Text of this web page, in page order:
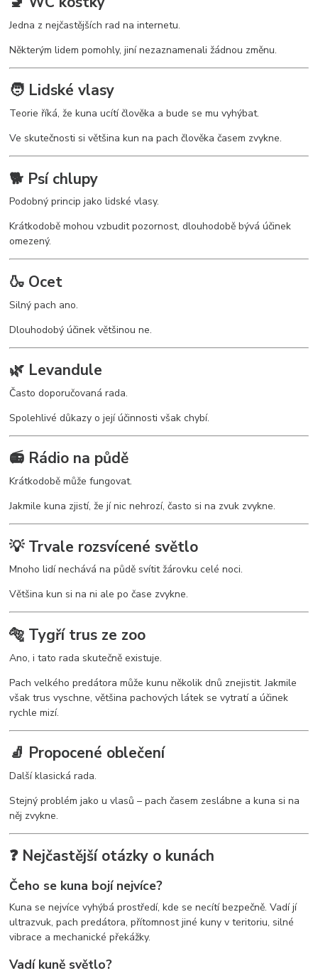
Jedna z nejčastějších rad na internetu.
Některým lidem pomohly, jiní nezaznamenali žádnou změnu.
🧑 Lidské vlasy
Teorie říká, že kuna ucítí člověka a bude se mu vyhýbat.
Ve skutečnosti si většina kun na pach člověka časem zvykne.
🐕 Psí chlupy
Podobný princip jako lidské vlasy.
Krátkodobě mohou vzbudit pozornost, dlouhodobě bývá účinek
omezený.
🍶 Ocet
Silný pach ano.
Dlouhodobý účinek většinou ne.
🌿 Levandule
Často doporučovaná rada.
Spolehlivé důkazy o její účinnosti však chybí.
📻 Rádio na půdě
Krátkodobě může fungovat.
Jakmile kuna zjistí, že jí nic nehrozí, často si na zvuk zvykne.
💡 Trvale rozsvícené světlo
Mnoho lidí nechává na půdě svítit žárovku celé noci.
Většina kun si na ni ale po čase zvykne.
🐅 Tygří trus ze zoo
Ano, i tato rada skutečně existuje.
Pach velkého predátora může kunu několik dnů znejistit. Jakmile
však trus vyschne, většina pachových látek se vytratí a účinek
rychle mizí.
🧦 Propocené oblečení
Další klasická rada.
Stejný problém jako u vlasů – pach časem zeslábne a kuna si na
něj zvykne.
❓ Nejčastější otázky o kunách
Čeho se kuna bojí nejvíce?
Kuna se nejvíce vyhýbá prostředí, kde se necítí bezpečně. Vadí jí
ultrazvuk, pach predátora, přítomnost jiné kuny v teritoriu, silné
vibrace a mechanické překážky.
Vadí kuně světlo?